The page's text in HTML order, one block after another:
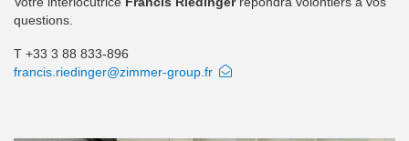
questions.
T +33 3 88 833-896
francis.riedinger@zimmer-group.fr